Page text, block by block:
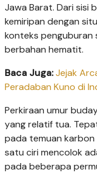
Jawa Barat. Dari sisi
kemiripan dengan
konteks penguburan
berbahan hematit.
Baca Juga:Jejak
Peradaban Kuno di
Perkiraan umur
yang relatif tua.
pada temuan karbon
satu ciri mencolok
pada beberapa